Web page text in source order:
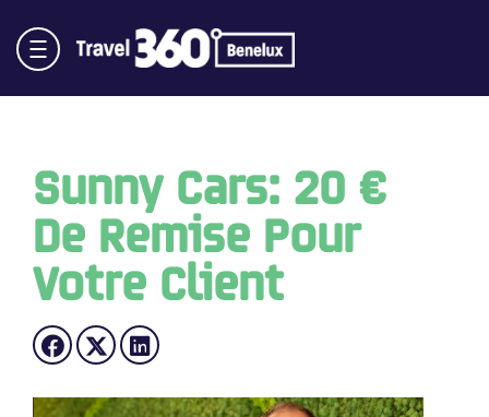
Sunny Cars: 20 €
De Remise Pour
Votre Client